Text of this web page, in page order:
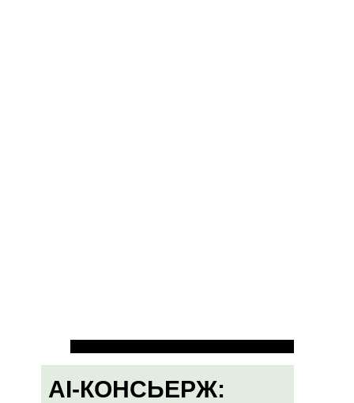
AI-КОНСЬЕРЖ: